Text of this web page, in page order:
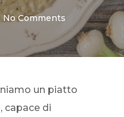
No Comments
un piatto
capace di